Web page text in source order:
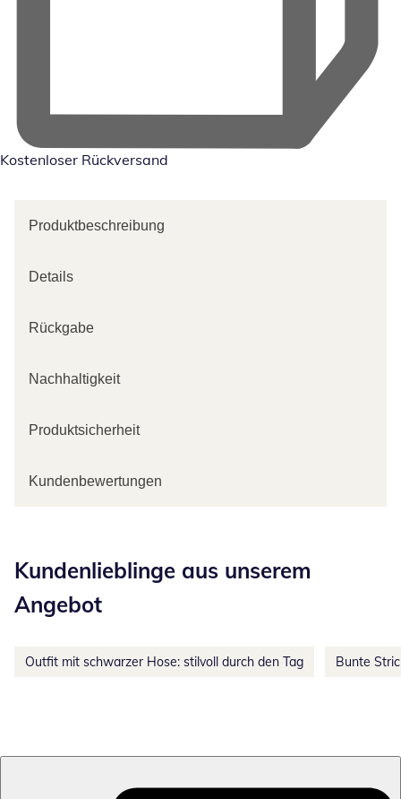
Kostenloser Rückversand
Produktbeschreibung
Details
Rückgabe
Nachhaltigkeit
Produktsicherheit
Kundenbewertungen
Kundenlieblinge aus unserem
Angebot
Outfit mit schwarzer Hose: stilvoll durch den Tag Bunte